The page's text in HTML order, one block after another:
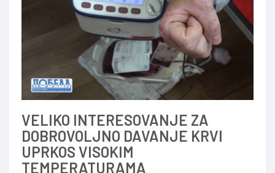
VELIKO INTERESOVANJE ZA
DOBROVOLJNO DAVANJE KRVI
UPRKOS VISOKIM
TEMPERATURAMA